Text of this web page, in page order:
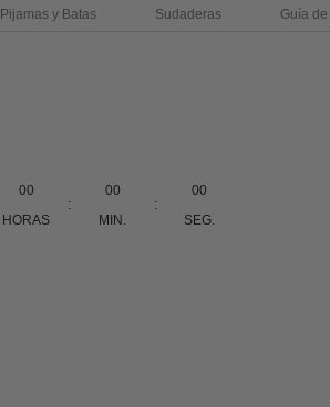
Pijamas y Batas Sudaderas Guía
00
HORAS
:
00
MIN.
:
00
SEG.